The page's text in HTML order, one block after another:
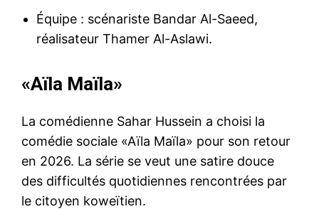
Équipe : scénariste Bandar Al-Saeed,
réalisateur Thamer Al-Aslawi.
«Aïla Maïla»
La comédienne Sahar Hussein a choisi la
comédie sociale «Aïla Maïla» pour son retour
en 2026. La série se veut une satire douce
des difficultés quotidiennes rencontrées par
le citoyen koweïtien.